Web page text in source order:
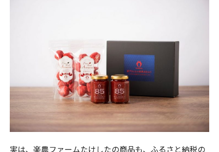
実は、 楽農ファームたけしたの商品も、ふるさと納税の